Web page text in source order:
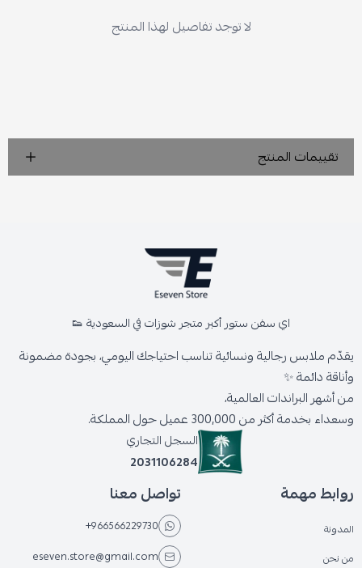
لا توجد تفاصيل لهذا المنتج
تقييمات المنتج
اي سفن ستور أكبر متجر شوزات في السعودية 👟
يقدّم ملابس رجالية ونسائية تناسب احتياجك اليومي، بجودة مضمونة
وأناقة دائمة ✨
من أشهر البراندات العالمية،
وسعداء بخدمة أكثر من 300,000 عميل حول المملكة.
السجل التجاري
2031106284
روابط مهمة
المدونة
من نحن
تواصل معنا
+966566229730
eseven.store@gmail.com